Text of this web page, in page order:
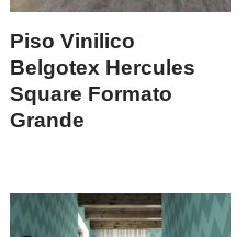
Piso Vinilico
Belgotex Hercules
Square Formato
Grande